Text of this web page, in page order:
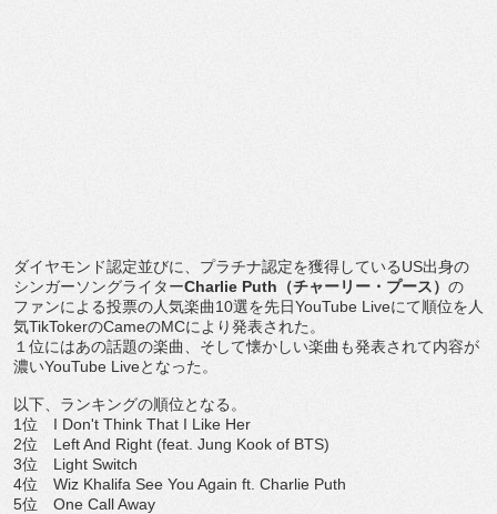
ダイヤモンド認定並びに、プラチナ認定を獲得しているUS出身の
シンガーソングライターCharlie Puth （チャーリー・プース） の
ファンによる投票の人気楽曲10選を先日YouTube Liveにて順位を人
気TikTokerのCameのMCにより発表された。
１位にはあの話題の楽曲、 そして懐かしい楽曲も発表されて内容が
濃いYouTube Liveとなった。
以下、ランキングの順位となる。
1位 I Don't Think That I Like Her
2位 Left And Right (feat. Jung Kook of BTS)
3位 Light Switch
4位 Wiz Khalifa See You Again ft. Charlie Puth
5位 One Call Away